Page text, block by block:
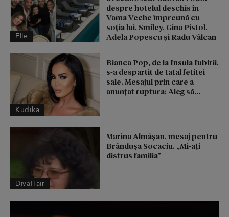
Elle
despre hotelul deschis în
Vama Veche împreună cu
soția lui, Smiley, Gina Pistol,
Adela Popescu și Radu Vâlcan
Kudika
Bianca Pop, de la Insula Iubirii,
s-a despartit de tatal fetitei
sale. Mesajul prin care a
anunțat ruptura: Aleg să...
DivaHair
Marina Almășan, mesaj pentru
Brândușa Socaciu. „Mi-ați
distrus familia”